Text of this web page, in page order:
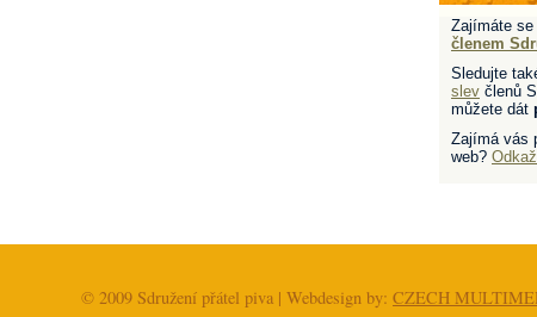
Zajímáte se
členem
Sledujte
slev členů
můžete dát
Zajímá vás
web?
© 2009 Sdružení přátel piva | Webdesign by:CZECH